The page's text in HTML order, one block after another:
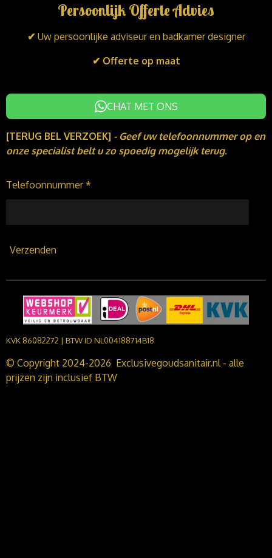
e
d
I
n
b
o
o
k
a
r
a
Persoonlijk Offerte Advies
✔ Uw persoonlijke adviseur en badkamer designer
✔ Offerte op maat
CHAT MET ONS
[TERUG BEL VERZOEK] - Geef uw telefoonnummer op en
onze specialist belt u zo spoedig mogelijk terug.
Telefoonnummer *
Verzenden
KVK 86082272 | BTW ID NL004188714B18
© Copyright 2024-2026 Exclusivegoudsanitair.nl - alle
prijzen zijn inclusief BTW